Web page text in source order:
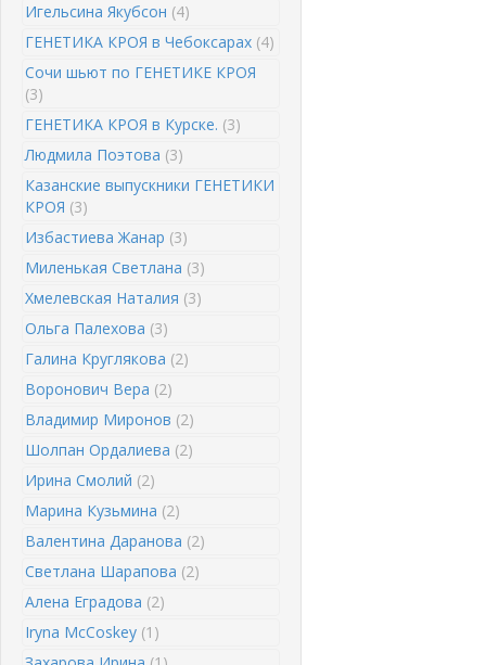
Игельсина Якубсон (4)
ГЕНЕТИКА КРОЯ в Чебоксарах (4)
Сочи шьют по ГЕНЕТИКЕ КРОЯ
(3)
ГЕНЕТИКА КРОЯ в Курске. (3)
Людмила Поэтова (3)
Казанские выпускники ГЕНЕТИКИ
КРОЯ (3)
Избастиева Жанар (3)
Миленькая Светлана (3)
Хмелевская Наталия (3)
Ольга Палехова (3)
Галина Круглякова (2)
Воронович Вера (2)
Владимир Миронов (2)
Шолпан Ордалиева (2)
Ирина Смолий (2)
Марина Кузьмина (2)
Валентина Даранова (2)
Светлана Шарапова (2)
Алена Еградова (2)
Iryna McCoskey (1)